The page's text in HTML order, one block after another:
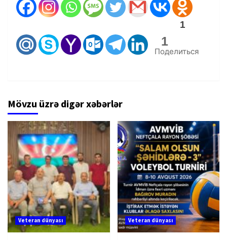
1
1
Поделиться
Mövzu üzrə digər xəbərlər
Veteran dünyası Veteran dünyası